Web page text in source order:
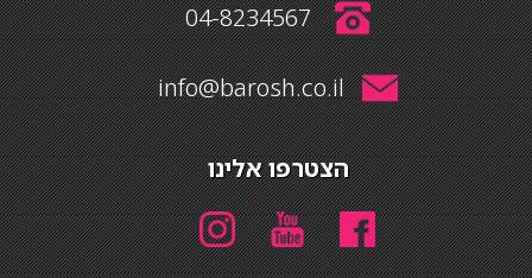
04-8234567
info@barosh.co.il
הצטרפו אלינו